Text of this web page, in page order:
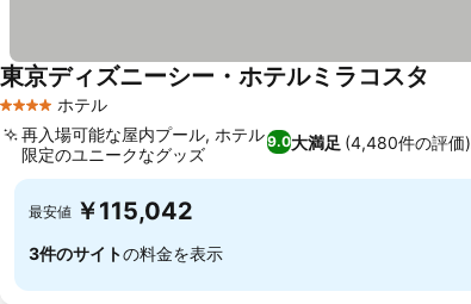
4 ホテルのランク
ホテル
東京ディズニーシー・ホテルミラコスタ
9.0大満足 (4,480件の評価)
再入場可能な屋内プール, ホテル
限定のユニークなグッズ
最安値 ￥115,042
3件のサイトの料金を表示